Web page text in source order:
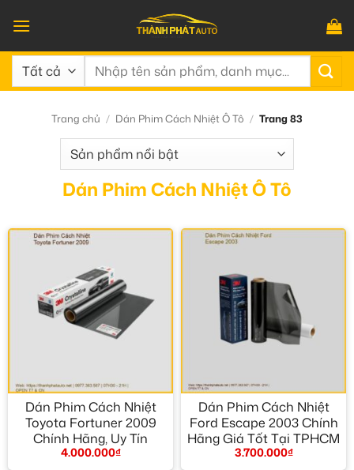
qua
nội
dung
Tìm
Trang chủ / Dán Phim Cách Nhiệt Ô Tô / Trang 83
Dán Phim Cách Nhiệt Ô Tô
Dán Phim Cách Nhiệt
Toyota Fortuner 2009
Chính Hãng, Uy Tín
4.000.000₫
Dán Phim Cách Nhiệt
Ford Escape 2003 Chính
Hãng Giá Tốt Tại TPHCM
3.700.000₫